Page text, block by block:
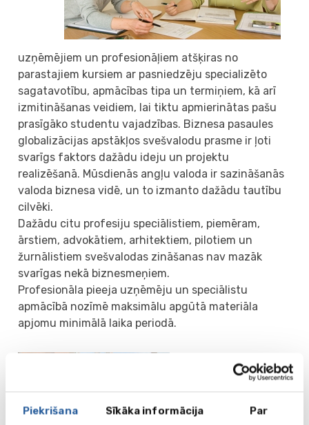
Piekrišana Sīkāka informācija Par
uzņēmējiem un profesionāļiem atšķiras no
parastajiem kursiem ar pasniedzēju specializēto
sagatavotību, apmācības tipa un termiņiem, kā arī
izmitināšanas veidiem, lai tiktu apmierinātas pašu
prasīgāko studentu vajadzības. Biznesa pasaules
globalizācijas apstākļos svešvalodu prasme ir ļoti
svarīgs faktors dažādu ideju un projektu
realizēšanā. Mūsdienās angļu valoda ir sazināšanās
valoda biznesa vidē, un to izmanto dažādu tautību
cilvēki.
Dažādu citu profesiju speciālistiem, piemēram,
ārstiem, advokātiem, arhitektiem, pilotiem un
žurnālistiem svešvalodas zināšanas nav mazāk
svarīgas nekā biznesmeņiem.
Profesionāla pieeja uzņēmēju un speciālistu
apmācībā nozīmē maksimālu apgūtā materiāla
apjomu minimālā laika periodā.
Worcester
School of
English